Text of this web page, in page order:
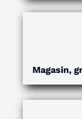
Magasin,